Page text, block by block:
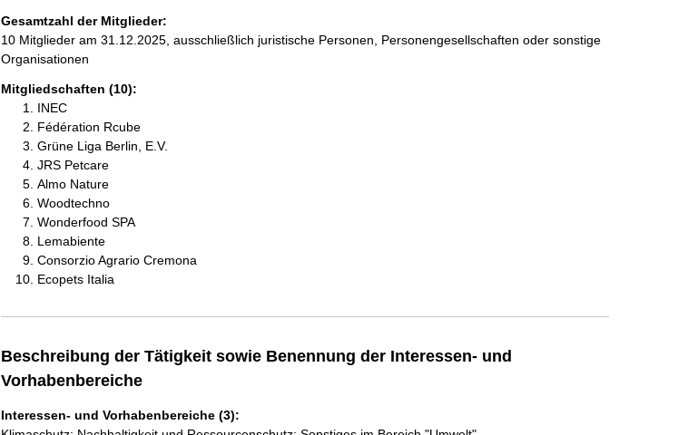
Gesamtzahl der Mitglieder:
10 Mitglieder am 31.12.2025, ausschließlich juristische Personen, Personengesellschaften oder sonstige
Organisationen
Mitgliedschaften (10):
INEC
Fédération Rcube
Grüne Liga Berlin, E.V.
JRS Petcare
Almo Nature
Woodtechno
Wonderfood SPA
Lemabiente
Consorzio Agrario Cremona
Ecopets Italia
Beschreibung der Tätigkeit sowie Benennung der Interessen- und
Vorhabenbereiche
Interessen- und Vorhabenbereiche (3):